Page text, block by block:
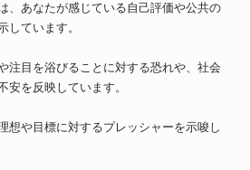
、あなたが感じている自己評価や公共の
しています。
注目を浴びることに対する恐れや、社会
安を反映しています。
想や目標に対するプレッシャーを示唆し